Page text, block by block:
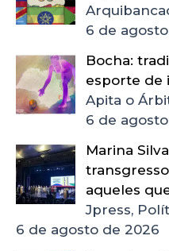
6 de
Bocha:
esporte de
Apita o
6 de
Marina
aqueles
Jpress,
6 de agosto de 2026